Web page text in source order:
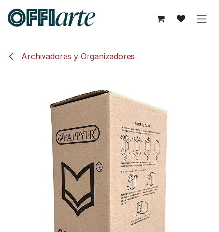
Archivadores y Organizadores